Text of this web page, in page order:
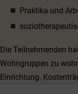
Praktika und
Die Teilnehmenden
Wohngruppen zu
Einrichtung.